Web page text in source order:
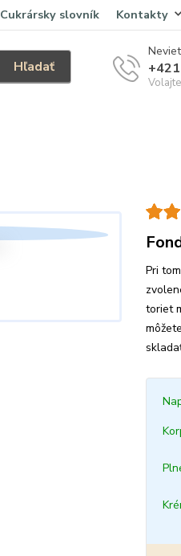
Cukrársky slovník Kontakty
Hľadať
Pri
toriet